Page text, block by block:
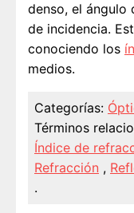
denso, el ángulo
de incidencia.
conociendo los
medios.
Categorías:
Términos
Índice de
Refracción ,
.